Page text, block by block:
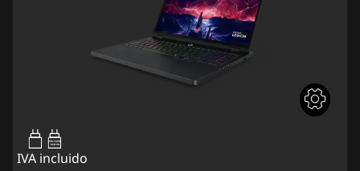
65W-100W
USB PD
IVA incluido